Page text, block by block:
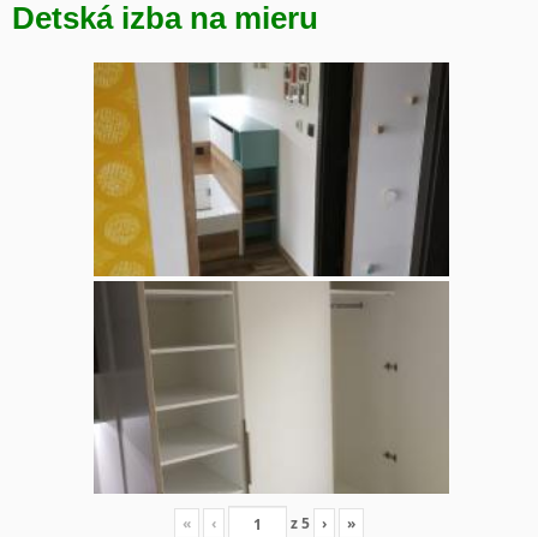
Detská izba na mieru
« ‹ z5 › »